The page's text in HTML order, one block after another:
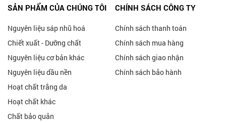
SẢN PHẨM CỦA CHÚNG TÔI
Nguyên liệu sáp nhũ hoá
Chiết xuất - Dưỡng chất
Nguyên liệu cơ bản khác
Nguyên liệu dầu nền
Hoạt chất trắng da
Hoạt chất khác
Chất bảo quản
CHÍNH SÁCH CÔNG TY
Chính sách thanh toán
Chính sách mua hàng
Chính sách giao nhận
Chính sách bảo hành